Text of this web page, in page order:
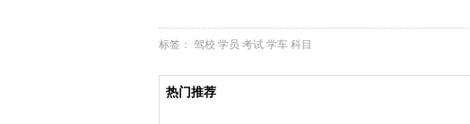
标签： 驾校 学员 考试 学车 科目
热门推荐